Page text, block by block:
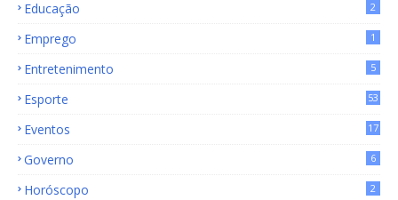
Educação 2
Emprego 1
Entretenimento 5
Esporte 53
Eventos 17
Governo 6
Horóscopo 2